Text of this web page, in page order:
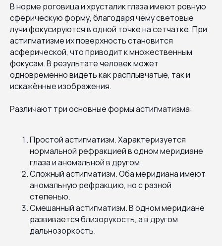
В норме роговица и хрусталик глаза имеют ровную
сферическую форму, благодаря чему световые
лучи фокусируются в одной точке на сетчатке. При
астигматизме их поверхность становится
асферической, что приводит к множественным
фокусам. В результате человек может
одновременно видеть как расплывчатые, так и
искажённые изображения.
Различают три основные формы астигматизма:
Простой астигматизм. Характеризуется
нормальной рефракцией в одном меридиане
глаза и аномальной в другом.
Сложный астигматизм. Оба меридиана имеют
аномальную рефракцию, но с разной
степенью.
Смешанный астигматизм. В одном меридиане
развивается близорукость, а в другом
дальнозоркость.